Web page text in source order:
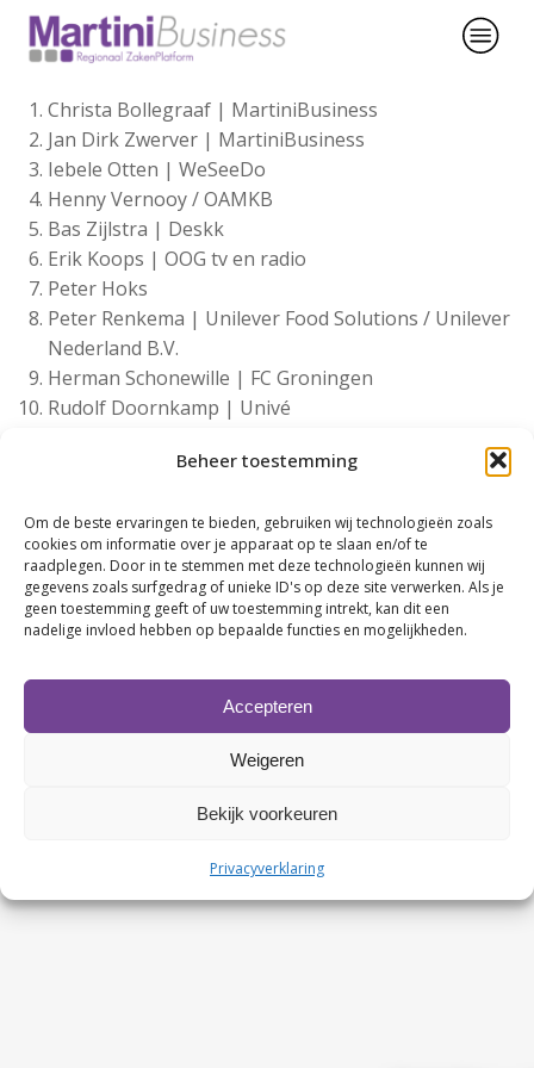
Beheer toestemming
Om de beste ervaringen te bieden, gebruiken wij technologieën zoals
cookies om informatie over je apparaat op te slaan en/of te
raadplegen. Door in te stemmen met deze technologieën kunnen wij
gegevens zoals surfgedrag of unieke ID's op deze site verwerken. Als je
geen toestemming geeft of uw toestemming intrekt, kan dit een
nadelige invloed hebben op bepaalde functies en mogelijkheden.
Accepteren
Weigeren
Bekijk voorkeuren
Privacyverklaring
Christa Bollegraaf | MartiniBusiness
Jan Dirk Zwerver | MartiniBusiness
Iebele Otten | WeSeeDo
Henny Vernooy / OAMKB
Bas Zijlstra | Deskk
Erik Koops | OOG tv en radio
Peter Hoks
Peter Renkema | Unilever Food Solutions / Unilever
Nederland B.V.
Herman Schonewille | FC Groningen
Rudolf Doornkamp | Univé
Theo Driessens | Beijk Catering
BTW nr. NL107749245B02
Rabobank nr. NL86 RABO 0107674327